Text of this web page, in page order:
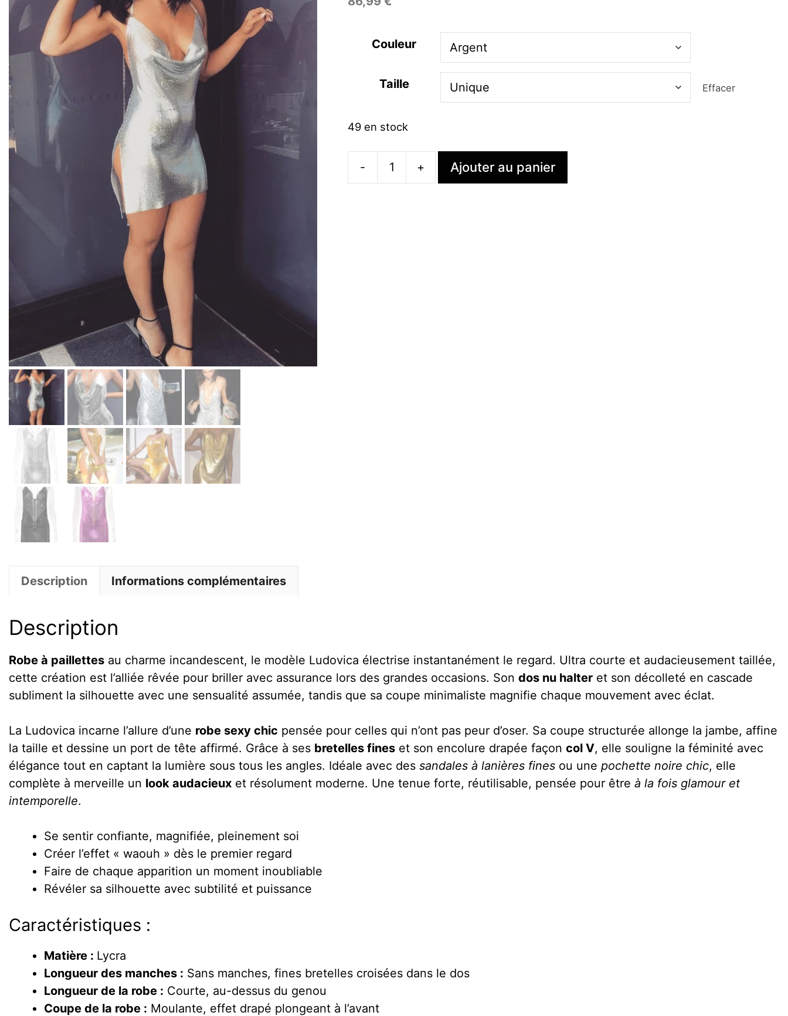
Couleur
Taille Effacer
49 en stock
-
quantité
+ Ajouter au panier
Description Informations complémentaires
Description
Robe à paillettes au charme incandescent, le modèle Ludovica électrise instantanément le regard. Ultra courte et audacieusement taillée,
cette création est l’alliée rêvée pour briller avec assurance lors des grandes occasions. Son dos nu halter et son décolleté en cascade
subliment la silhouette avec une sensualité assumée, tandis que sa coupe minimaliste magnifie chaque mouvement avec éclat.
La Ludovica incarne l’allure d’une robe sexy chic pensée pour celles qui n’ont pas peur d’oser. Sa coupe structurée allonge la jambe, affine
la taille et dessine un port de tête affirmé. Grâce à ses bretelles fines et son encolure drapée façon col V, elle souligne la féminité avec
élégance tout en captant la lumière sous tous les angles. Idéale avec des sandales à lanières fines ou une pochette noire chic, elle
complète à merveille un look audacieux et résolument moderne. Une tenue forte, réutilisable, pensée pour être à la fois glamour et
intemporelle.
Se sentir confiante, magnifiée, pleinement soi
Créer l’effet « waouh » dès le premier regard
Faire de chaque apparition un moment inoubliable
Révéler sa silhouette avec subtilité et puissance
Caractéristiques :
Matière : Lycra
Longueur des manches : Sans manches, fines bretelles croisées dans le dos
Longueur de la robe : Courte, au-dessus du genou
Coupe de la robe : Moulante, effet drapé plongeant à l’avant